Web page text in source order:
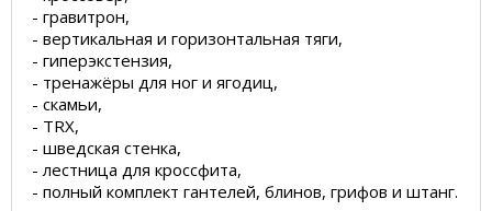
- гравитрон,
- вертикальная и горизонтальная тяги,
- гиперэкстензия,
- тренажёры для ног и ягодиц,
- скамьи,
- TRX,
- шведская стенка,
- лестница для кроссфита,
- полный комплект гантелей, блинов, грифов и штанг.